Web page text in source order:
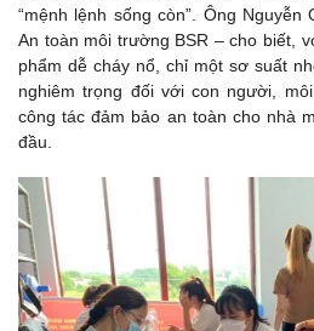
“mệnh lệnh sống còn”. Ông
An toàn môi trường BSR – cho biết,
phẩm dễ cháy nổ, chỉ một sơ suất
nghiêm trọng đối với con người,
công tác đảm bảo an toàn cho nhà
đầu.